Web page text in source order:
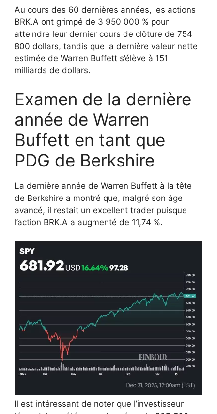
Au cours des 60 dernières années, les actions
BRK.A ont grimpé de 3 950 000 % pour
atteindre leur dernier cours de clôture de 754
800 dollars, tandis que la dernière valeur nette
estimée de Warren Buffett s’élève à 151
milliards de dollars.
Examen de la dernière
année de Warren
Buffett en tant que
PDG de Berkshire
La dernière année de Warren Buffett à la tête
de Berkshire a montré que, malgré son âge
avancé, il restait un excellent trader puisque
l’action BRK.A a augmenté de 11,74 %.
Il est intéressant de noter que l’investisseur